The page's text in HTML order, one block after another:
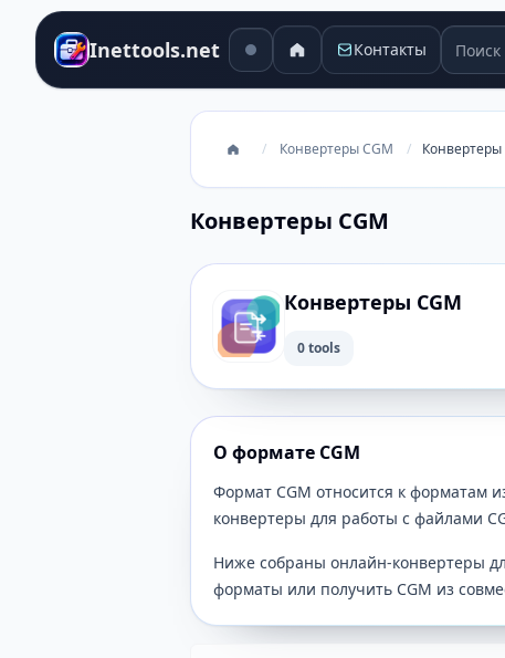
Inettools.net Контакты Поиск
/ Конвертеры CGM / Конвертеры
Конвертеры CGM
Конвертеры CGM
0 tools
О формате CGM
Формат CGM относится к форматам
конвертеры для работы с файлами
Ниже собраны онлайн-конвертеры
форматы или получить CGM из